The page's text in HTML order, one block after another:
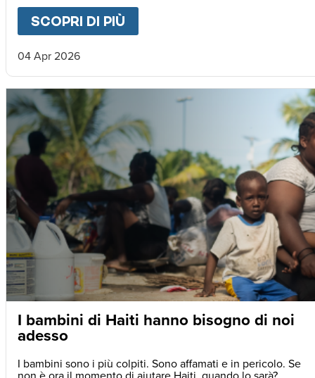
SCOPRI DI PIÙ
04 Apr 2026
I bambini di Haiti hanno bisogno di noi
adesso
I bambini sono i più colpiti. Sono affamati e in pericolo. Se